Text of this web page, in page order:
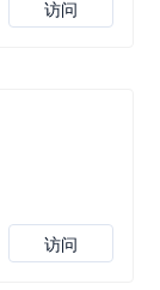
访问
访问